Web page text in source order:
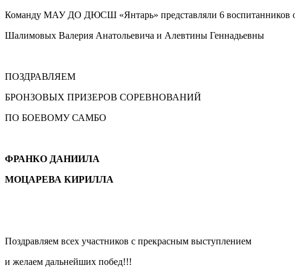
Команду МАУ ДО ДЮСШ «Янтарь» представляли 6 воспитанников
Шалимовых Валерия Анатольевича и Алевтины Геннадьевны
ПОЗДРАВЛЯЕМ
БРОНЗОВЫХ ПРИЗЕРОВ СОРЕВНОВАНИЙ
ПО БОЕВОМУ САМБО
ФРАНКО ДАНИИЛА
МОЦАРЕВА КИРИЛЛА
Поздравляем всех участников с прекрасным выступлением
и желаем дальнейших побед!!!